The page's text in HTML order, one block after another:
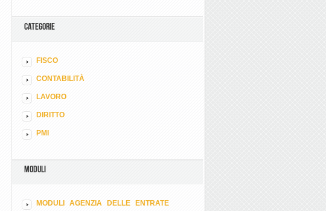
CATEGORIE
FISCO
CONTABILITÀ
LAVORO
DIRITTO
PMI
MODULI
MODULI AGENZIA DELLE ENTRATE